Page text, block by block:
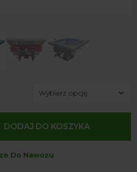
DODAJ DO KOSZYKA
Do Nawozu